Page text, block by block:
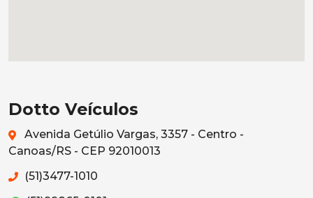
Dotto Veículos
Avenida Getúlio Vargas, 3357 - Centro -
Canoas/RS - CEP 92010013
(51)3477-1010